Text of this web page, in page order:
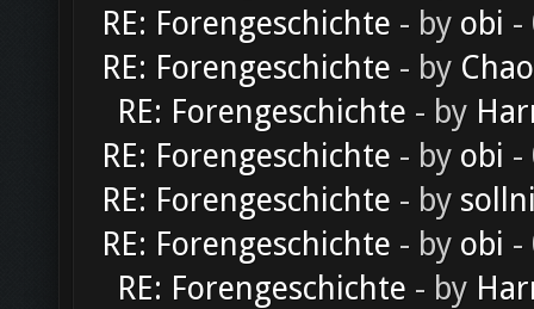
RE: Forengeschichte - by obi -
RE: Forengeschichte - by
RE: Forengeschichte - by
RE: Forengeschichte - by obi -
RE: Forengeschichte - by
RE: Forengeschichte - by obi -
RE: Forengeschichte - by